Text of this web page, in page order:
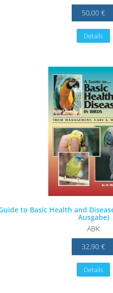
50,00 €
Details
to Basic Health and
Ausgabe)
ABK
32,90 €
Details